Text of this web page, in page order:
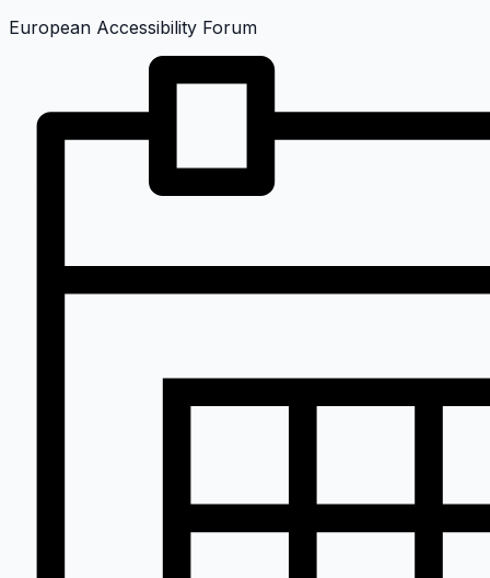
European Accessibility Forum